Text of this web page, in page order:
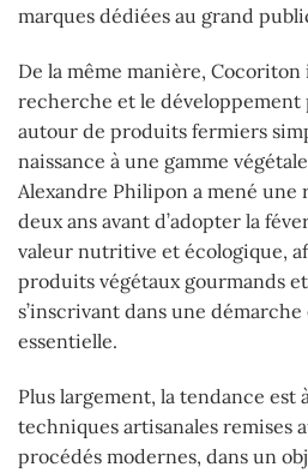
marques dédiées au grand
De la même manière,
recherche et le développement
autour de produits fermiers
naissance à une gamme
Alexandre Philipon a mené une
deux ans avant d’adopter la
valeur nutritive et écologique,
produits végétaux gourmands
s’inscrivant dans une démarche
essentielle.
Plus largement, la tendance est
techniques artisanales remises
procédés modernes, dans un